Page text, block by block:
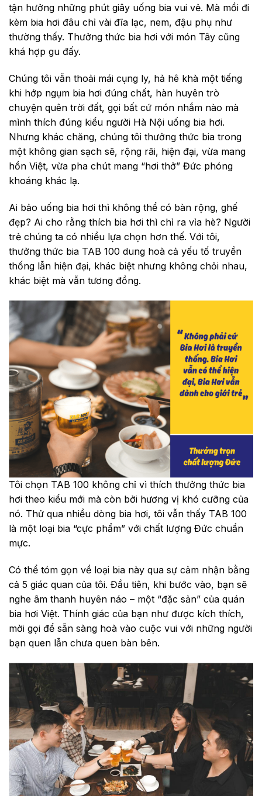
tận hưởng những phút giây uống bia vui vẻ. Mà mồi đi
kèm bia hơi đâu chỉ vài đĩa lạc, nem, đậu phụ như
thường thấy. Thưởng thức bia hơi với món Tây cũng
khá hợp gu đấy.
Chúng tôi vẫn thoải mái cụng ly, hả hê khà một tiếng
khi hớp ngụm bia hơi đúng chất, hàn huyên trò
chuyện quên trời đất, gọi bất cứ món nhắm nào mà
mình thích đúng kiểu người Hà Nội uống bia hơi.
Nhưng khác chăng, chúng tôi thưởng thức bia trong
một không gian sạch sẽ, rộng rãi, hiện đại, vừa mang
hồn Việt, vừa pha chút mang “hơi thở” Đức phóng
khoáng khác lạ.
Ai bảo uống bia hơi thì không thể có bàn rộng, ghế
đẹp? Ai cho rằng thích bia hơi thì chỉ ra vỉa hè? Người
trẻ chúng ta có nhiều lựa chọn hơn thế. Với tôi,
thưởng thức bia TAB 100 dung hoà cả yếu tố truyền
thống lẫn hiện đại, khác biệt nhưng không chỏi nhau,
khác biệt mà vẫn tương đồng.
Tôi chọn TAB 100 không chỉ vì thích thưởng thức bia
hơi theo kiểu mới mà còn bởi hương vị khó cưỡng của
nó. Thử qua nhiều dòng bia hơi, tôi vẫn thấy TAB 100
là một loại bia “cực phẩm” với chất lượng Đức chuẩn
mực.
Có thể tóm gọn về loại bia này qua sự cảm nhận bằng
cả 5 giác quan của tôi. Đầu tiên, khi bước vào, bạn sẽ
nghe âm thanh huyên náo – một “đặc sản” của quán
bia hơi Việt. Thính giác của bạn như được kích thích,
mời gọi để sẵn sàng hoà vào cuộc vui với những người
bạn quen lẫn chưa quen bàn bên.